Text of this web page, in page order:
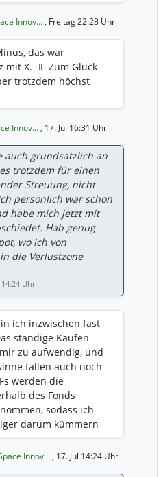
Innov… , Freitag 22:28 Uhr
das war
X. 🤷‍♂️ Zum Glück
trotzdem höchst
Innov… , 17. Jul 16:31 Uhr
auch grundsätzlich an
trotzdem für einen
Streuung, nicht
persönlich war schon
habe mich jetzt mit
Hab genug
wo ich von
die Verlustzone
14:24 Uhr
ich inzwischen fast
ständige Kaufen
zu aufwendig, und
fallen auch noch
werden die
des Fonds
sodass ich
darum kümmern
einfacher.
Innov… , 17. Jul 14:24 Uhr